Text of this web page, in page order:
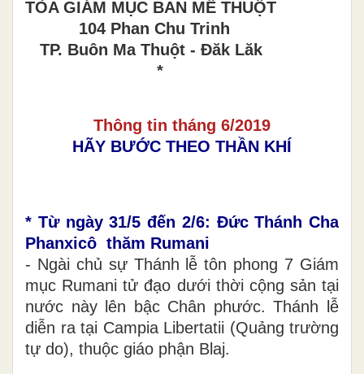
TÒA GIÁM MỤC BAN MÊ THUỘT
104 Phan Chu Trinh
TP. Buôn Ma Thuột - Đăk Lăk
*
Thông tin tháng 6/2019
HÃY BƯỚC THEO THẦN KHÍ
* Từ ngày 31/5 đến 2/6: Đức Thánh Cha
Phanxicô thăm Rumani
- Ngài chủ sự Thánh lễ tôn phong 7 Giám
mục Rumani tử đạo dưới thời cộng sản tại
nước này lên bậc Chân phước. Thánh lễ
diễn ra tại Campia Libertatii (Quảng trường
tự do), thuộc giáo phận Blaj.